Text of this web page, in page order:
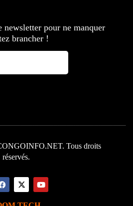
newsletter pour ne manquer
brancher !
Tous droits
réservés.